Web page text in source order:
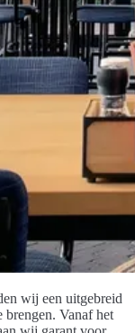
wij een uitgebreid
brengen. Vanaf het